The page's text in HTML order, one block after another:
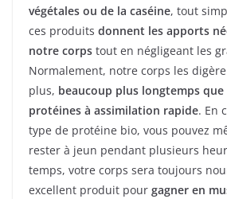
végétales ou de la caséine, tout
ces produits donnent les apports
notre corps tout en négligeant les
Normalement, notre corps les
plus, beaucoup plus longtemps que
protéines à assimilation rapide. En
type de protéine bio, vous pouvez
rester à jeun pendant plusieurs
temps, votre corps sera toujours
excellent produit pour gagner en